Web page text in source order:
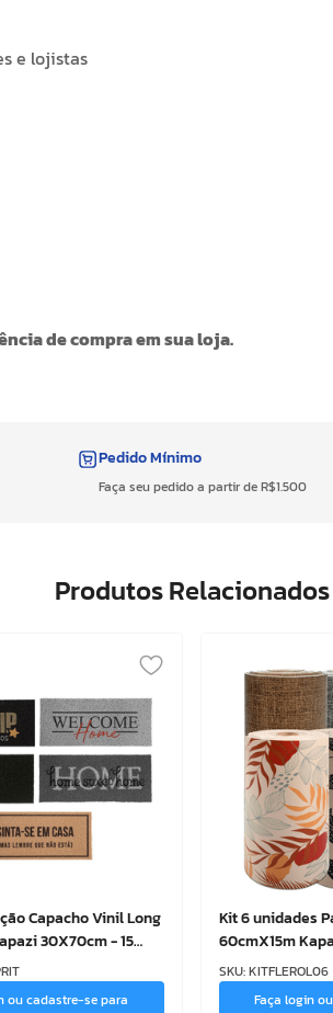
e lojistas
de compra em sua loja.
Pedido Mínimo
Faça seu pedido a partir de R$1.500
Produtos Relacionados
Capacho Vinil Long
30X70cm - 15
ou cadastre-se para
Kit 6 unidades
60cmX15m
SKU:KITFLEROL06
Faça login